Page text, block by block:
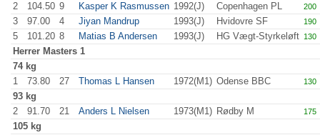
2
104.50 9 Kasper K Rasmussen 1992(J) Copenhagen PL 200
3 97.00 4 Jiyan Mandrup 1993(J) Hvidovre SF 190
5 101.20 8 Matias B Andersen 1993(J) HG Vægt-Styrkeløft 130
Herrer Masters 1
74 kg
1
73.80 27 Thomas L Hansen 1972(M1) Odense BBC 130
93 kg
2
91.70 21 Anders L Nielsen 1973(M1) Rødby M 175
105 kg